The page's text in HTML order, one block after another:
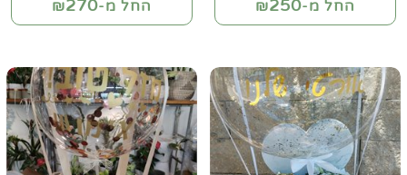
החל מ-₪250 החל מ-₪270